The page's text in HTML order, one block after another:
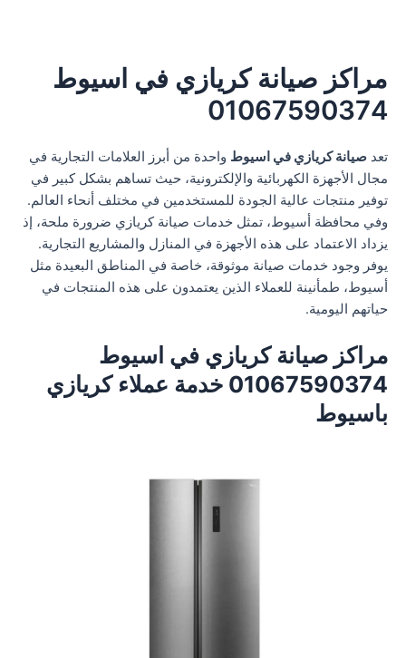
مراكز صيانة كريازي في اسيوط
01067590374
تعد صيانة كريازي في اسيوط واحدة من أبرز العلامات التجارية في
مجال الأجهزة الكهربائية والإلكترونية، حيث تساهم بشكل كبير في
توفير منتجات عالية الجودة للمستخدمين في مختلف أنحاء العالم.
وفي محافظة أسيوط، تمثل خدمات صيانة كريازي ضرورة ملحة، إذ
يزداد الاعتماد على هذه الأجهزة في المنازل والمشاريع التجارية.
يوفر وجود خدمات صيانة موثوقة، خاصة في المناطق البعيدة مثل
أسيوط، طمأنينة للعملاء الذين يعتمدون على هذه المنتجات في
حياتهم اليومية.
مراكز صيانة كريازي في اسيوط
01067590374 خدمة عملاء كريازي
باسيوط